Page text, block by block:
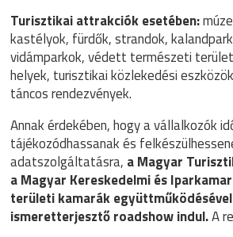
Turisztikai attrakciók esetében:
kastélyok, fürdők, strandok,
vidámparkok, védett természeti
helyek, turisztikai közlekedési
táncos rendezvények.
Annak érdekében, hogy a vállalkozók
tájékozódhassanak és
adatszolgáltatásra, a Magyar
a Magyar Kereskedelmi és
területi kamarák
ismeretterjesztő roadshow indul.A